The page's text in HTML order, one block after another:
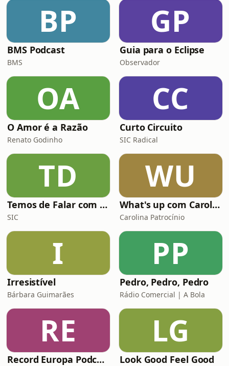
BP
BMS Podcast
BMS
GP
Guia para o Eclipse
Observador
OA
O Amor é a Razão
Renato Godinho
CC
Curto Circuito
SIC Radical
TD
Temos de Falar com Elas
SIC
WU
What's up com Carolina Patrocínio
Carolina Patrocínio
I
Irresistível
Bárbara Guimarães
PP
Pedro, Pedro, Pedro
Rádio Comercial | A Bola
RE
Record Europa Podcast
LG
Look Good Feel Good